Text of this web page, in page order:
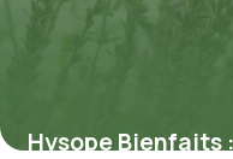
Hysope Bienfaits